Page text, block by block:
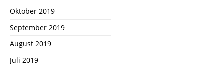
Oktober 2019
September 2019
August 2019
Juli 2019